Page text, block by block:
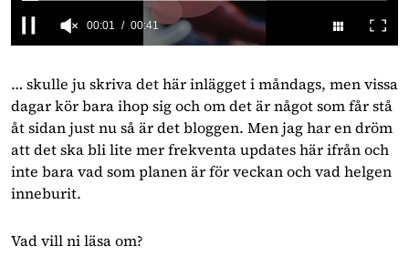
41
seconds
… skulle ju skriva det här inlägget i måndags, men vissa
dagar kör bara ihop sig och om det är något som får stå
åt sidan just nu så är det bloggen. Men jag har en dröm
att det ska bli lite mer frekventa updates här ifrån och
inte bara vad som planen är för veckan och vad helgen
inneburit.
Vad vill ni läsa om?